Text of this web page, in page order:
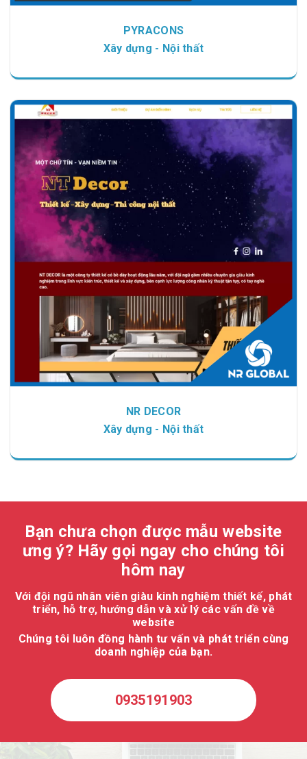
PYRACONS
Xây dựng - Nội thất
Chi tiết Xem giao diện
NR DECOR
Xây dựng - Nội thất
Bạn chưa chọn được mẫu website
ưng ý? Hãy gọi ngay cho chúng tôi
hôm nay
Với đội ngũ nhân viên giàu kinh nghiệm thiết kế, phát
triển, hỗ trợ, hướng dẫn và xử lý các vấn đề về
website
Chúng tôi luôn đồng hành tư vấn và phát triển cùng
doanh nghiệp của bạn.
0935191903